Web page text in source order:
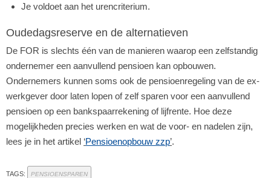
Je voldoet aan het urencriterium.
Oudedagsreserve en de alternatieven
De FOR is slechts één van de manieren waarop een zelfstandig
ondernemer een aanvullend pensioen kan opbouwen.
Ondernemers kunnen soms ook de pensioenregeling van de ex-
werkgever door laten lopen of zelf sparen voor een aanvullend
pensioen op een bankspaarrekening of lijfrente. Hoe deze
mogelijkheden precies werken en wat de voor- en nadelen zijn,
lees je in het artikel ‘Pensioenopbouw zzp’.
TAGS: PENSIOENSPAREN